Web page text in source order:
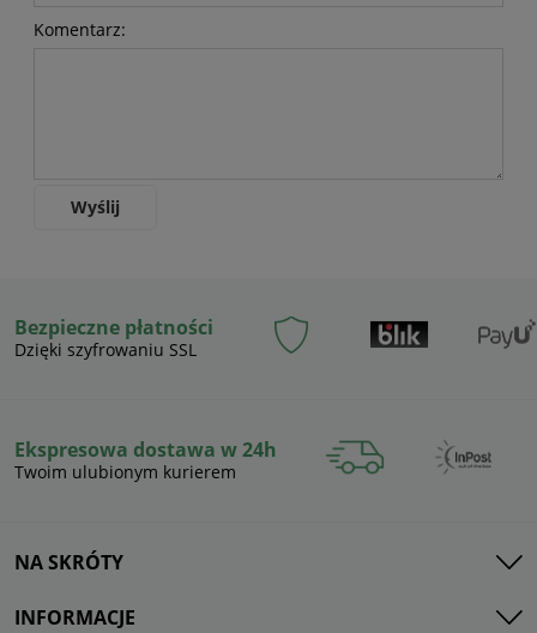
Komentarz:
Wyślij
Bezpieczne płatności
Dzięki szyfrowaniu SSL
Ekspresowa dostawa w 24h
Twoim ulubionym kurierem
NA SKRÓTY
INFORMACJE